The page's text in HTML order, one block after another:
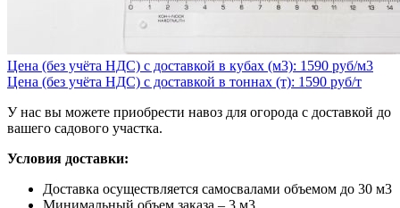
Цена (без учёта НДС) с доставкой в кубах (м3): 1590 руб/м3
Цена (без учёта НДС) с доставкой в тоннах (т): 1590 руб/т
У нас вы можете приобрести навоз для огорода с доставкой до
вашего садового участка.
Условия доставки:
Доставка осуществляется самосвалами объемом до 30 м3
Минимальный объем заказа – 3 м3